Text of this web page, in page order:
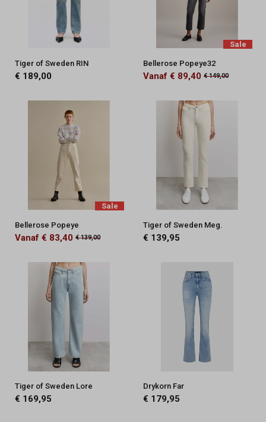
Tiger of Sweden RIN
€ 189,00
Sale
Bellerose Popeye32
Vanaf € 89,40 € 149,00
Sale
Bellerose Popeye
Vanaf € 83,40 € 139,00
Tiger of Sweden Meg.
€ 139,95
Tiger of Sweden Lore
€ 169,95
Drykorn Far
€ 179,95